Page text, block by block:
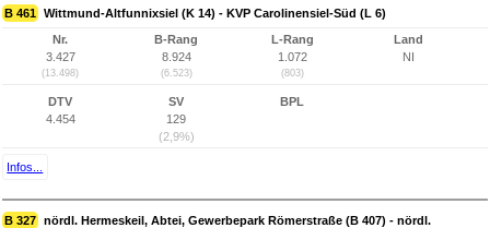
B 461 Wittmund-Altfunnixsiel (K 14) - KVP Carolinensiel-Süd (L 6)
Nr.
3.427
(13.498)
B-Rang
8.924
(6.523)
L-Rang
1.072
(803)
Land
NI
DTV
4.454
SV
129
(2,9%)
BPL
Infos...
B 327 nördl. Hermeskeil, Abtei, Gewerbepark Römerstraße (B 407) - nördl.